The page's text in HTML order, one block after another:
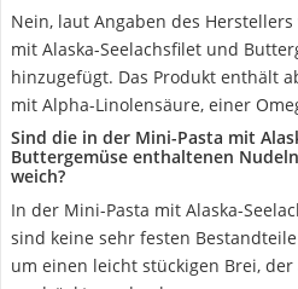
Nein, laut Angaben des
mit Alaska-Seelachsfilet und
hinzugefügt. Das Produkt enthält
mit Alpha-Linolensäure, einer
Sind die in der Mini-Pasta mit
Buttergemüse enthaltenen
weich?
In der Mini-Pasta mit Alaska-
sind keine sehr festen
um einen leicht stückigen Brei,